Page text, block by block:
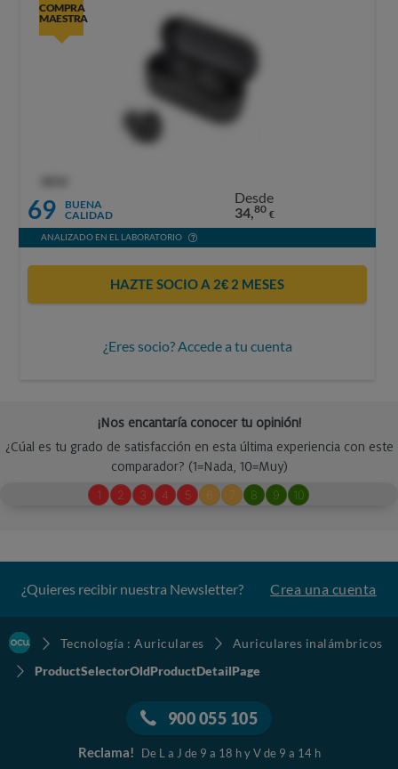
COMPRA
MAESTRA
69
BUENA
CALIDAD
Desde
34,80 €
ANALIZADO EN EL LABORATORIO
HAZTE SOCIO A 2€ 2 MESES
¿Eres socio? Accede a tu cuenta
¿Quieres recibir nuestra Newsletter? Crea una cuenta
Tecnología : Auriculares
Auriculares inalámbricos
ProductSelectorOldProductDetailPage
900 055 105
Reclama! De L a J de 9 a 18 h y V de 9 a 14 h